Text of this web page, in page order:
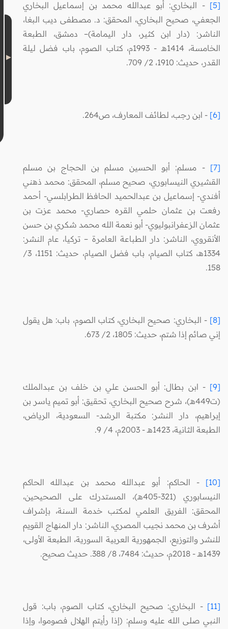
[5]
- البخاري: أبو عبدالله محمد بن إسماعيل البخاري
الجعفي، صحيح البخاري، المحقق: د. مصطفى ديب البغا،
الناشر: (دار ابن كثير، دار اليمامة)– دمشق، الطبعة
الخامسة، 1414هـ - 1993م، كتاب الصوم، باب فضل ليلة
القدر، حديث: 1910، 2/ 709.
[6] - ابن رجب، لطائف المعارف، ص264.
[7]
- مسلم: أبو الحسين مسلم بن الحجاج بن مسلم
القشيري النيسابوري، صحيح مسلم، المحقق: محمد ذهني
أفندي- إسماعيل بن عبدالحميد الحافظ الطرابلسي- أحمد
رفعت بن عثمان حلمي القره حصاري- محمد عزت بن
عثمان الزعفرانبوليوي- أبو نعمة الله محمد شكري بن حسن
الأنقروي، الناشر: دار الطباعة العامرة – تركيا، عام النشر:
1334هـ، كتاب الصيام، باب فضل الصيام، حديث: 1151، 3/
158.
[8]
- البخاري: صحيح البخاري، كتاب الصوم، باب: هل يقول
إني صائم إذا شتم، حديث: 1805، 2/ 673.
[9]
- ابن بطال: أبو الحسن علي بن خلف بن عبدالملك
(ت449هـ)، شرح صحيح البخاري، تحقيق: أبو تميم ياسر بن
إبراهيم، دار النشر: مكتبة الرشد- السعودية، الرياض،
الطبعة الثانية، 1423هـ - 2003م، 4/ 9.
[10]
- الحاكم: أبو عبدالله محمد بن عبدالله الحاكم
النيسابوري (321-405هـ)، المستدرك على الصحيحين،
المحقق: الفريق العلمي لمكتب خدمة السنة، بإشراف
أشرف بن محمد نجيب المصري، الناشر: دار المنهاج القويم
للنشر والتوزيع، الجمهورية العربية السورية، الطبعة الأولى،
1439هـ - 2018م، حديث: 7484، 8/ 388. حديث صحيح.
[11]
- البخاري: صحيح البخاري، كتاب الصوم، باب: قول
النبي صلى الله عليه وسلم: (إذا رأيتم الهلال فصوموا، وإذا